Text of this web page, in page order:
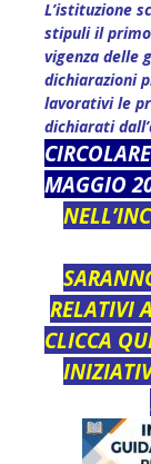
L’istituzione
stipuli il
vigenza delle
dichiarazioni
lavorativi le
dichiarati
MAGGIO
RELATIVI
CLICCA